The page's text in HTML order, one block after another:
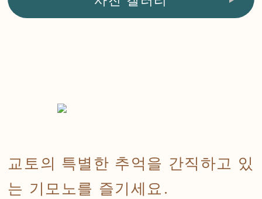
교토의 특별한 추억을 간직하고 있
는 기모노를 즐기세요.